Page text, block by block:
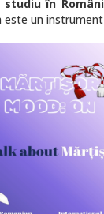
în
este un